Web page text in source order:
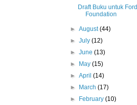
Draft Buku untuk Ford
Foundation
►August(44)
►July(12)
►June(13)
►
May(15)
►April(14)
►
March(17)
►
February(10)